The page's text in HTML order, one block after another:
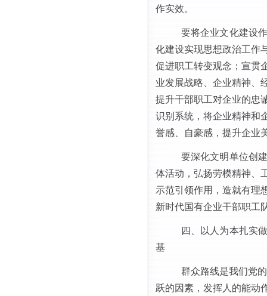
作实效。
要将企业文化建设
化建设实现思想政治工作
促进职工转变观念；宣贯
业发展战略、企业精神、
提升干部职工对企业的忠
识别系统，将企业精神和
誉感、自豪感，提升企业
要深化文明单位创
体活动，弘扬劳模精神、
示范引领作用，造就有理
新时代国有企业干部职工
四、以人为本扎实
基
群众路线是我们党
跃的因素，发挥人的能动